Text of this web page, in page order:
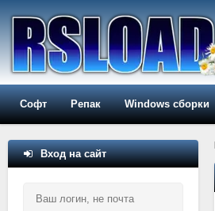
Софт Репак Windows сборки
Вход на сайт